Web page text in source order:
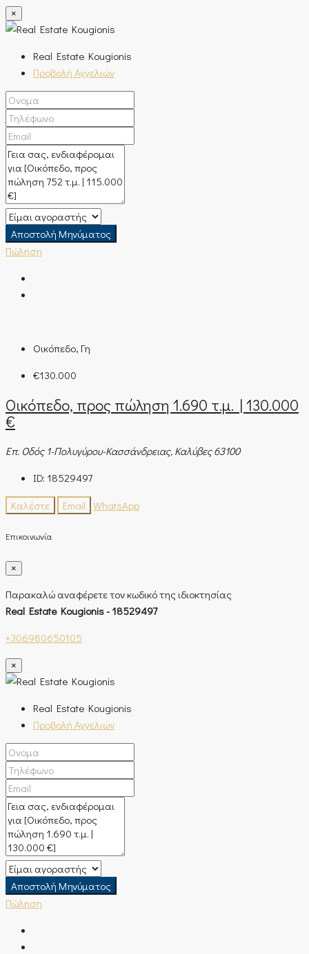
×
Real Estate Kougionis
Προβολή Αγγελιών
Αποστολή Μηνύματος
Πώληση
Οικόπεδο, Γη
€130.000
Οικόπεδο, προς πώληση 1.690 τ.μ. | 130.000
€
Επ. Οδός 1-Πολυγύρου-Κασσάνδρειας, Καλύβες 63100
ID: 18529497
Καλέστε
Email WhatsApp
Επικοινωνία
×
Παρακαλώ αναφέρετε τον κωδικό της ιδιοκτησίας
Real Estate Kougionis - 18529497
+306980650105
×
Real Estate Kougionis
Προβολή Αγγελιών
Αποστολή Μηνύματος
Πώληση